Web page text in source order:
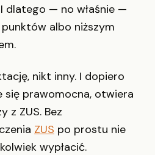
dlatego — no właśnie —
albo niższym
nikt inny. I dopiero
prawomocna, otwiera
z ZUS. Bez
ZUS po prostu nie
wypłacić.